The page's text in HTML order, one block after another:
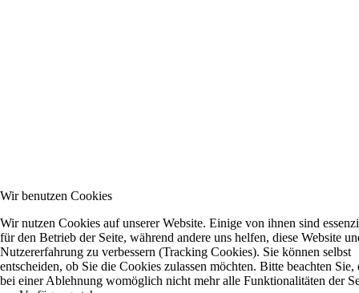
Wir benutzen Cookies
Wir nutzen Cookies auf unserer Website. Einige von ihnen sind
für den Betrieb der Seite, während andere uns helfen, diese Website
Nutzererfahrung zu verbessern (Tracking Cookies). Sie können selbst
entscheiden, ob Sie die Cookies zulassen möchten. Bitte beachten Sie,
bei einer Ablehnung womöglich nicht mehr alle Funktionalitäten der